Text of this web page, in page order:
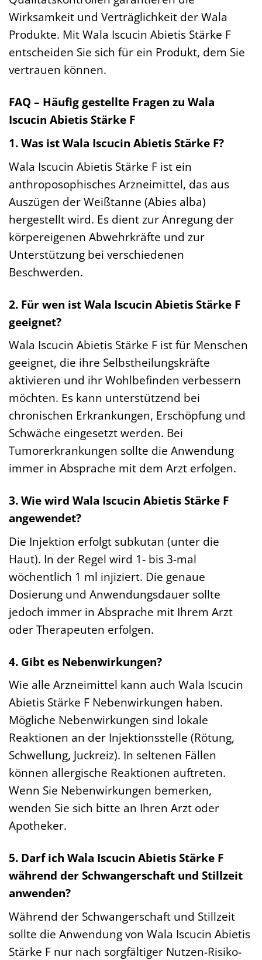
Wirksamkeit und Verträglichkeit der Wala
Produkte. Mit Wala Iscucin Abietis Stärke F
entscheiden Sie sich für ein Produkt, dem Sie
vertrauen können.
FAQ – Häufig gestellte Fragen zu Wala
Iscucin Abietis Stärke F
1. Was ist Wala Iscucin Abietis Stärke F?
Wala Iscucin Abietis Stärke F ist ein
anthroposophisches Arzneimittel, das aus
Auszügen der Weißtanne (Abies alba)
hergestellt wird. Es dient zur Anregung der
körpereigenen Abwehrkräfte und zur
Unterstützung bei verschiedenen
Beschwerden.
2. Für wen ist Wala Iscucin Abietis Stärke F
geeignet?
Wala Iscucin Abietis Stärke F ist für Menschen
geeignet, die ihre Selbstheilungskräfte
aktivieren und ihr Wohlbefinden verbessern
möchten. Es kann unterstützend bei
chronischen Erkrankungen, Erschöpfung und
Schwäche eingesetzt werden. Bei
Tumorerkrankungen sollte die Anwendung
immer in Absprache mit dem Arzt erfolgen.
3. Wie wird Wala Iscucin Abietis Stärke F
angewendet?
Die Injektion erfolgt subkutan (unter die
Haut). In der Regel wird 1- bis 3-mal
wöchentlich 1 ml injiziert. Die genaue
Dosierung und Anwendungsdauer sollte
jedoch immer in Absprache mit Ihrem Arzt
oder Therapeuten erfolgen.
4. Gibt es Nebenwirkungen?
Wie alle Arzneimittel kann auch Wala Iscucin
Abietis Stärke F Nebenwirkungen haben.
Mögliche Nebenwirkungen sind lokale
Reaktionen an der Injektionsstelle (Rötung,
Schwellung, Juckreiz). In seltenen Fällen
können allergische Reaktionen auftreten.
Wenn Sie Nebenwirkungen bemerken,
wenden Sie sich bitte an Ihren Arzt oder
Apotheker.
5. Darf ich Wala Iscucin Abietis Stärke F
während der Schwangerschaft und Stillzeit
anwenden?
Während der Schwangerschaft und Stillzeit
sollte die Anwendung von Wala Iscucin Abietis
Stärke F nur nach sorgfältiger Nutzen-Risiko-